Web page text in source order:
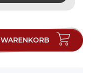
WARENKORB